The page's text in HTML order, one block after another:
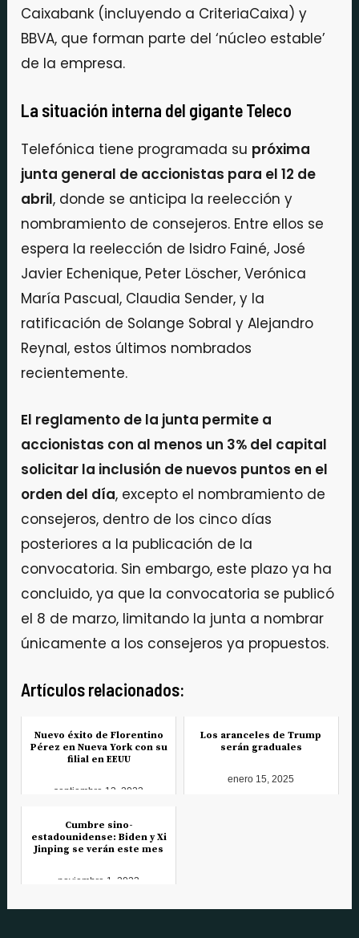
Caixabank (incluyendo a CriteriaCaixa) y
BBVA, que forman parte del ‘núcleo estable’
de la empresa.
La situación interna del gigante Teleco
Telefónica tiene programada su próxima
junta general de accionistas para el 12 de
abril, donde se anticipa la reelección y
nombramiento de consejeros. Entre ellos se
espera la reelección de Isidro Fainé, José
Javier Echenique, Peter Löscher, Verónica
María Pascual, Claudia Sender, y la
ratificación de Solange Sobral y Alejandro
Reynal, estos últimos nombrados
recientemente.
El reglamento de la junta permite a
accionistas con al menos un 3% del capital
solicitar la inclusión de nuevos puntos en el
orden del día, excepto el nombramiento de
consejeros, dentro de los cinco días
posteriores a la publicación de la
convocatoria. Sin embargo, este plazo ya ha
concluido, ya que la convocatoria se publicó
el 8 de marzo, limitando la junta a nombrar
únicamente a los consejeros ya propuestos.
Artículos relacionados:
Nuevo éxito de Florentino
Pérez en Nueva York con su
filial en EEUU
septiembre 13, 2023
Los aranceles de Trump
serán graduales
enero 15, 2025
Cumbre sino-
estadounidense: Biden y Xi
Jinping se verán este mes
noviembre 1, 2023